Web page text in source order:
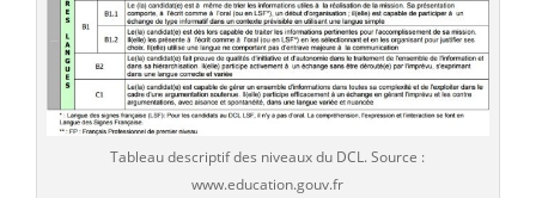
Tableau descriptif des niveaux du DCL. Source :
www.education.gouv.fr